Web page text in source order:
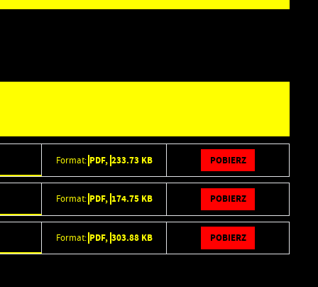
Format: PDF, 233.73 KB POBIERZ
Format: PDF, 174.75 KB POBIERZ
Format: PDF, 303.88 KB POBIERZ